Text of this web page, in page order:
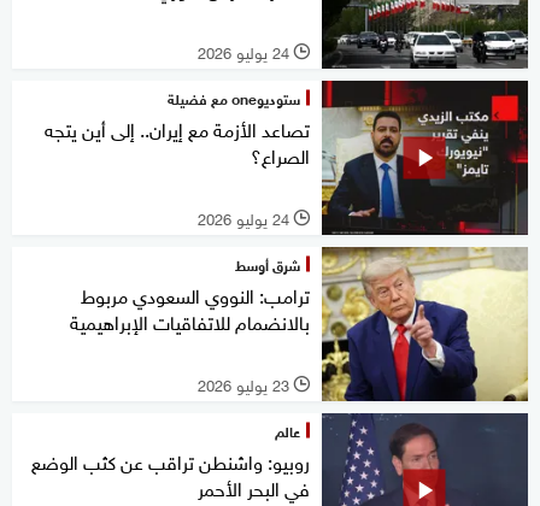
l 24 يوليو 2026
ستوديوone مع فضيلة
تصاعد الأزمة مع إيران.. إلى أين يتجه
الصراع؟
l 24 يوليو 2026
شرق أوسط
ترامب: النووي السعودي مربوط
بالانضمام للاتفاقيات الإبراهيمية
l 23 يوليو 2026
عالم
روبيو: واشنطن تراقب عن كثب الوضع
في البحر الأحمر